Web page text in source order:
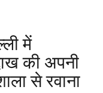
में
की अपनी
से रवाना